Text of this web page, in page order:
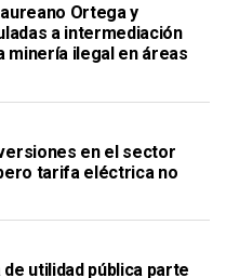
Ortega y
a intermediación
minería ilegal en áreas
en el sector
tarifa eléctrica no
de utilidad pública parte